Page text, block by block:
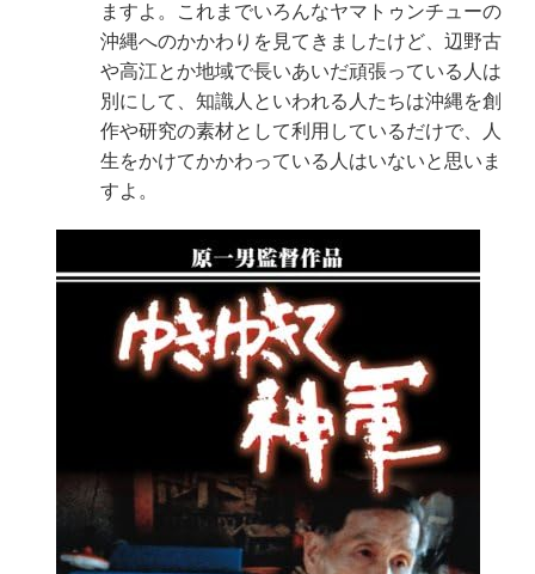
ますよ。これまでいろんなヤマトゥンチューの
沖縄へのかかわりを見てきましたけど、辺野古
や高江とか地域で長いあいだ頑張っている人は
別にして、知識人といわれる人たちは沖縄を創
作や研究の素材として利用しているだけで、人
生をかけてかかわっている人はいないと思いま
すよ。